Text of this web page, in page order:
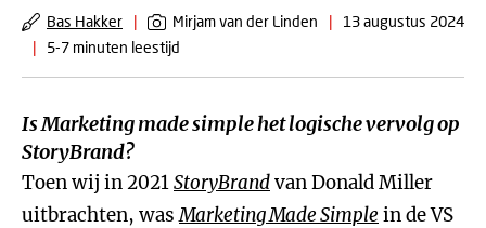
Bas Hakker | Mirjam van der Linden |
13 augustus 2024
|
5-7 minuten leestijd
Is Marketing made simple het logische vervolg op
StoryBrand?
Toen wij in 2021StoryBrandvan Donald Miller
uitbrachten, wasMarketing Made Simple in de VS